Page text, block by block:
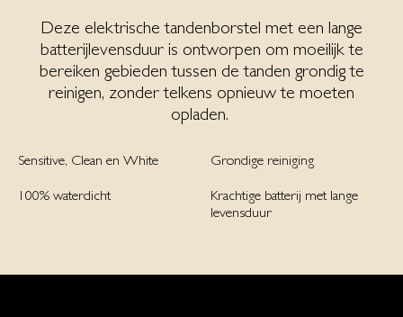
Deze elektrische tandenborstel met een lange
batterijlevensduur is ontworpen om moeilijk te
bereiken gebieden tussen de tanden grondig te
reinigen, zonder telkens opnieuw te moeten
opladen.
Sensitive, Clean en White Grondige reiniging
100% waterdicht
Krachtige batterij met lange
levensduur